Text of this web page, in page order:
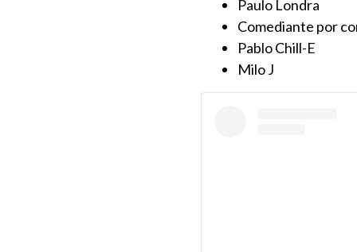
Paulo Londra
Comediante por
Pablo Chill-E
⁠Milo J